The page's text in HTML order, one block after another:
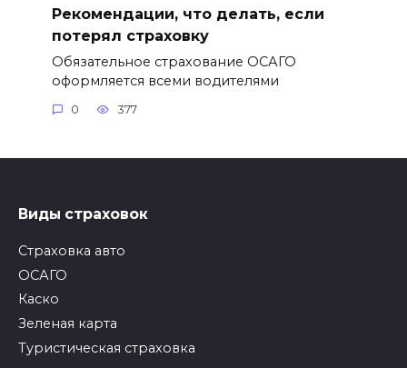
Рекомендации, что делать, если
потерял страховку
Обязательное страхование ОСАГО
оформляется всеми водителями
0 377
Виды страховок
Страховка авто
ОСАГО
Каско
Зеленая карта
Туристическая страховка